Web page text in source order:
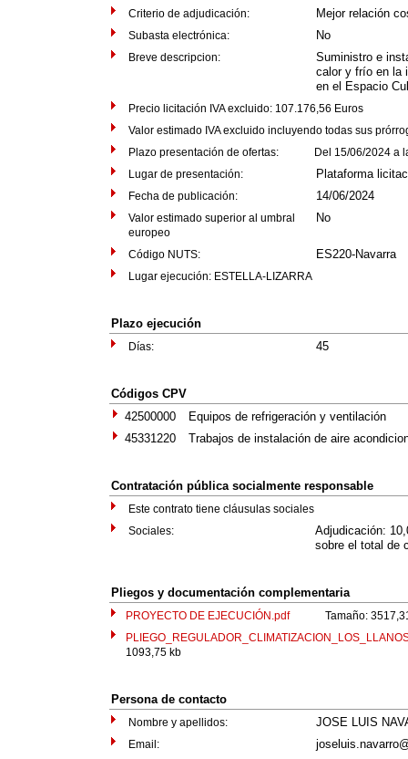
Criterio de adjudicación: Mejor relación
Subasta electrónica: No
Breve descripcion:
Suministro e
calor y frío en la
en el Espacio
Precio licitación IVA excluido: 107.176,56 Euros
Valor estimado IVA excluido incluyendo todas sus
Plazo presentación de ofertas: Del 15/06/2024 a
Lugar de presentación:
Plataforma
Fecha de publicación: 14/06/2024
Valor estimado superior al umbral
europeo
No
Código NUTS: ES220-Navarra
Lugar ejecución: ESTELLA-LIZARRA
Plazo ejecución
Días: 45
Códigos CPV
42500000
Equipos de refrigeración y ventilación
45331220
Trabajos de instalación de aire
Contratación pública socialmente responsable
Este contrato tiene cláusulas sociales
Sociales:
Adjudicación:
sobre el total de
Pliegos y documentación complementaria
PROYECTO DE EJECUCIÓN.pdfTamaño:
1093,75 kb
Persona de contacto
Nombre y apellidos: JOSE LUIS
Email: